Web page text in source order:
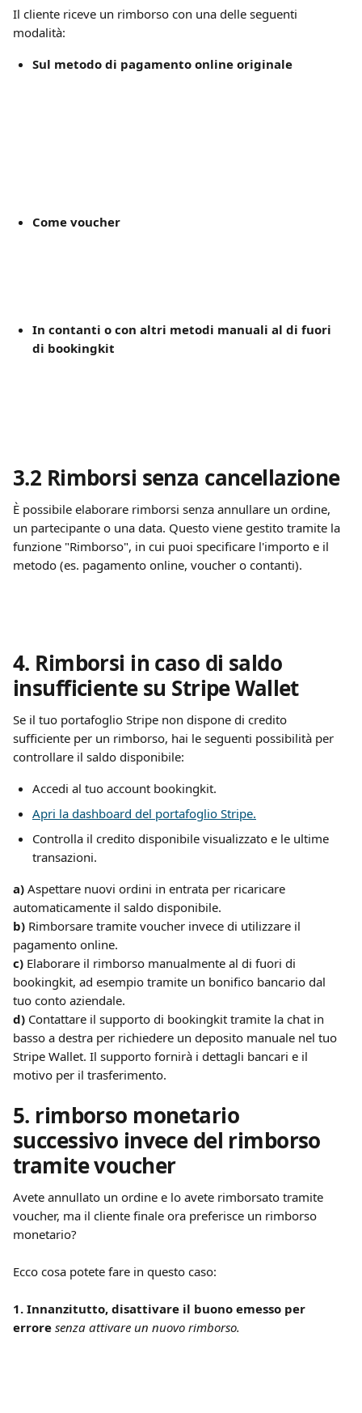
Il cliente riceve un rimborso con una delle seguenti
modalità:
Sul metodo di pagamento online originale
Come voucher
In contanti o con altri metodi manuali al di fuori
di bookingkit
3.2 Rimborsi senza cancellazione
È possibile elaborare rimborsi senza annullare un ordine,
un partecipante o una data. Questo viene gestito tramite la
funzione "Rimborso", in cui puoi specificare l'importo e il
metodo (es. pagamento online, voucher o contanti).
4. Rimborsi in caso di saldo
insufficiente su Stripe Wallet
Se il tuo portafoglio Stripe non dispone di credito
sufficiente per un rimborso, hai le seguenti possibilità per
controllare il saldo disponibile:
Accedi al tuo account bookingkit.
Apri la dashboard del portafoglio Stripe.
Controlla il credito disponibile visualizzato e le ultime
transazioni.
a) Aspettare nuovi ordini in entrata per ricaricare
automaticamente il saldo disponibile.
b) Rimborsare tramite voucher invece di utilizzare il
pagamento online.
c) Elaborare il rimborso manualmente al di fuori di
bookingkit, ad esempio tramite un bonifico bancario dal
tuo conto aziendale.
d) Contattare il supporto di bookingkit tramite la chat in
basso a destra per richiedere un deposito manuale nel tuo
Stripe Wallet. Il supporto fornirà i dettagli bancari e il
motivo per il trasferimento.
5. rimborso monetario
successivo invece del rimborso
tramite voucher
Avete annullato un ordine e lo avete rimborsato tramite
voucher, ma il cliente finale ora preferisce un rimborso
monetario?
Ecco cosa potete fare in questo caso:
1. Innanzitutto, disattivare il buono emesso per
errore senza attivare un nuovo rimborso.